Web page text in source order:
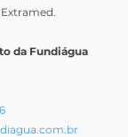
da Fundiágua